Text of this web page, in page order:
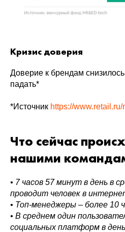
Кризис доверия
Доверие к брендам
падать*
*Источник https://www.retail.ru/
Что сейчас
нашими
• 7 часов 57 минут в день в
проводит человек в
• Топ-менеджеры – более 10
• В среднем один
социальных платформ в день